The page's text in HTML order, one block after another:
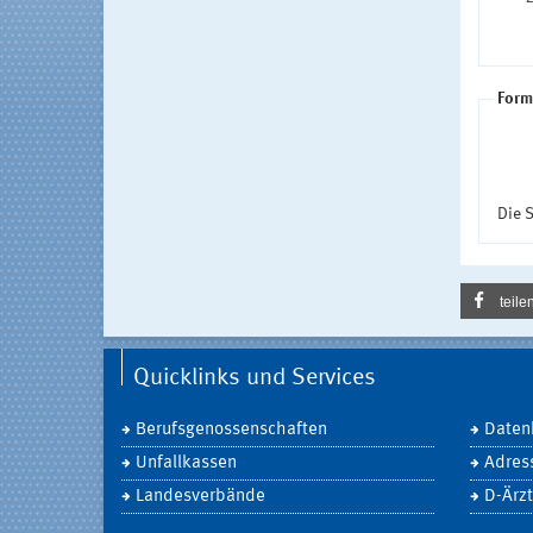
Die
Quicklinks und Services
Berufsgenossenschaften
Unfallkassen
Landesverbände
D-